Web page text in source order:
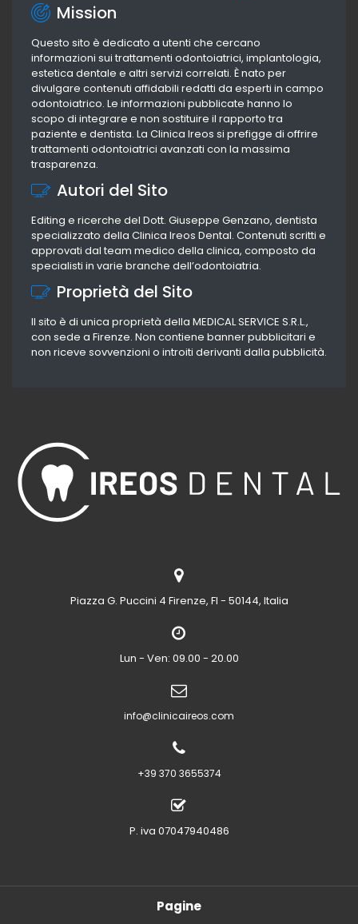
Mission
Questo sito è dedicato a utenti che cercano
informazioni sui trattamenti odontoiatrici, implantologia,
estetica dentale e altri servizi correlati. È nato per
divulgare contenuti affidabili redatti da esperti in campo
odontoiatrico. Le informazioni pubblicate hanno lo
scopo di integrare e non sostituire il rapporto tra
paziente e dentista. La Clinica Ireos si prefigge di offrire
trattamenti odontoiatrici avanzati con la massima
trasparenza.
Autori del Sito
Editing e ricerche del Dott. Giuseppe Genzano, dentista
specializzato della Clinica Ireos Dental. Contenuti scritti e
approvati dal team medico della clinica, composto da
specialisti in varie branche dell’odontoiatria.
Proprietà del Sito
Il sito è di unica proprietà della MEDICAL SERVICE S.R.L.,
con sede a Firenze. Non contiene banner pubblicitari e
non riceve sovvenzioni o introiti derivanti dalla pubblicità.
Piazza G. Puccini 4 Firenze, FI - 50144, Italia
Lun - Ven: 09.00 - 20.00
info@clinicaireos.com
+39 370 3655374
P. iva 07047940486
Pagine